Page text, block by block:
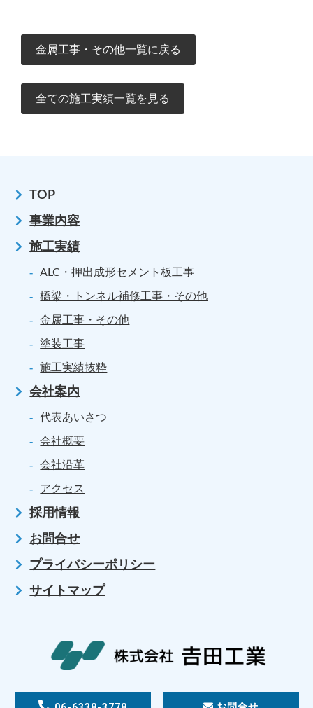
金属工事・その他一覧に戻る
全ての施工実績一覧を見る
TOP
事業内容
施工実績
ALC・押出成形セメント板工事
橋梁・トンネル補修工事・その他
金属工事・その他
塗装工事
施工実績抜粋
会社案内
代表あいさつ
会社概要
会社沿革
アクセス
採用情報
お問合せ
プライバシーポリシー
サイトマップ